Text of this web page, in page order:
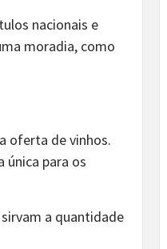
nacionais e
moradia, como
oferta de vinhos.
única para os
a quantidade